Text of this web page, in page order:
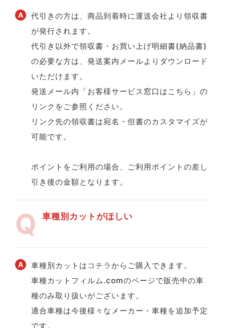
代引きの方は、商品到着時に運送会社より領収書
が発行されます。
代引き以外で領収書・お買い上げ明細書(納品書)
の必要な方は、発送案内メールよりダウンロード
いただけます。
発送メール内「お客様サービス窓口はこちら」の
リンクをご参照ください。
リンク先の領収書は宛名・但書のカスタマイズが
可能です。
ポイントをご利用の場合、ご利用ポイントの差し
引き後の金額となります。
車種別カットがほしい
車種別カットは コチラからご購入できます。
車種カットフィルム.comのページで販売中の車
種のみ取り扱いがございます。
適合車種は今後様々なメーカー・車種を追加予定
です。